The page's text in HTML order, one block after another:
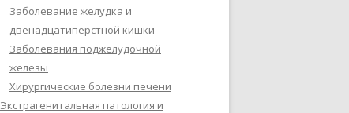
Заболевание желудка и
двенадцатипёрстной кишки
Заболевания поджелудочной
железы
Хирургические болезни печени
Экстрагенитальная патология и